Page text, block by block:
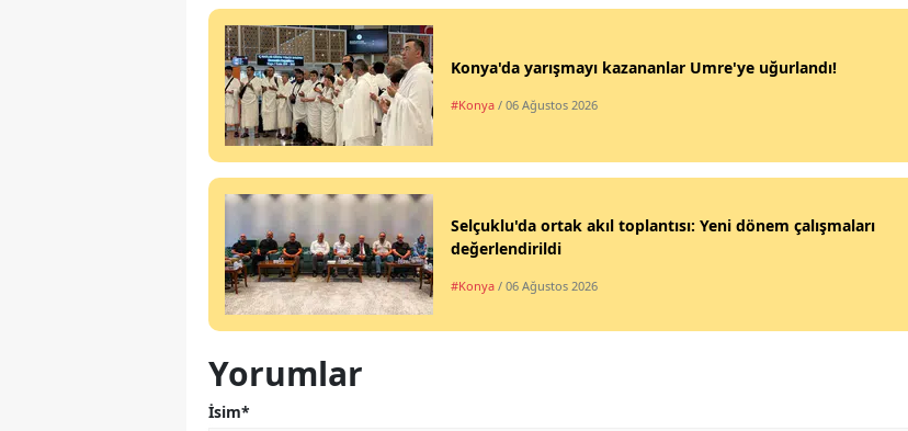
İstanbul
İzmir
Kocaeli
Konya'da yarışmayı kazananlar Umre'ye uğurlandı!
#Konya / 06 Ağustos 2026
Selçuklu'da ortak akıl toplantısı: Yeni dönem çalışmaları
değerlendirildi
#Konya / 06 Ağustos 2026
Yorumlar
İsim*